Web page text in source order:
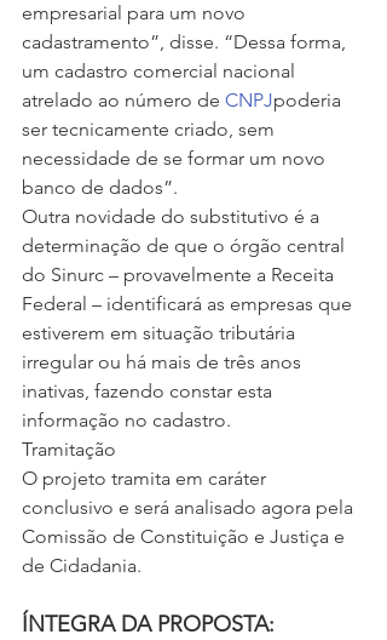
empresarial para um novo
cadastramento”, disse. “Dessa forma,
um cadastro comercial nacional
atrelado ao número de CNPJpoderia
ser tecnicamente criado, sem
necessidade de se formar um novo
banco de dados”.
Outra novidade do substitutivo é a
determinação de que o órgão central
do Sinurc – provavelmente a Receita
Federal – identificará as empresas que
estiverem em situação tributária
irregular ou há mais de três anos
inativas, fazendo constar esta
informação no cadastro.
Tramitação
O projeto tramita em caráter
conclusivo e será analisado agora pela
Comissão de Constituição e Justiça e
de Cidadania.
ÍNTEGRA DA PROPOSTA: